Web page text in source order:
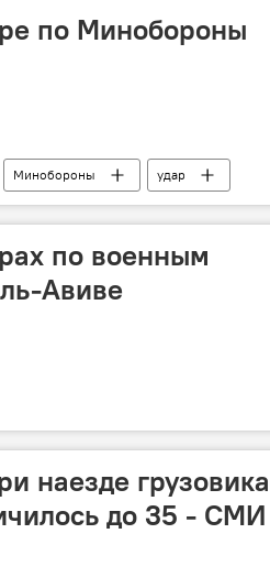
по Минобороны
Минобороны удар
по военным
Авиве
наезде грузовика
до 35 - СМИ